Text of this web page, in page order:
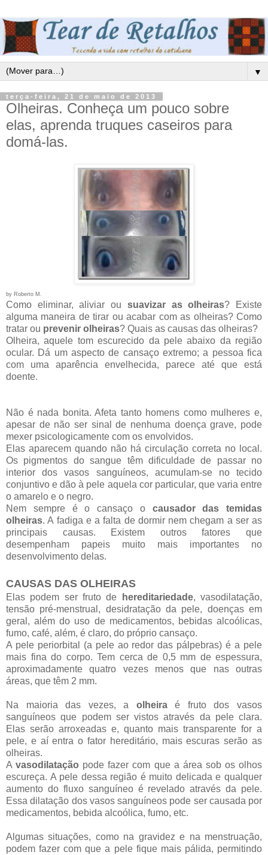
▼
terça-feira, 21 de maio de 2013
Olheiras. Conheça um pouco sobre
elas, aprenda truques caseiros para
domá-las.
by Roberto M.
Como eliminar, aliviar ou suavizar as olheiras? Existe
alguma maneira de tirar ou acabar com as olheiras? Como
tratar ou prevenir olheiras? Quais as causas das olheiras?
Olheira, aquele tom escurecido da pele abaixo da região
ocular. Dá um aspecto de cansaço extremo; a pessoa fica
com uma aparência envelhecida, parece até que está
doente.
Não é nada bonita. Afeta tanto homens como mulheres e,
apesar de não ser sinal de nenhuma doença grave, pode
mexer psicologicamente com os envolvidos.
Elas aparecem quando não há circulação correta no local.
Os pigmentos do sangue têm dificuldade de passar no
interior dos vasos sanguíneos, acumulam-se no tecido
conjuntivo e dão à pele aquela cor particular, que varia entre
o amarelo e o negro.
Nem sempre é o cansaço o causador das temidas
olheiras. A fadiga e a falta de dormir nem chegam a ser as
principais causas. Existem outros fatores que
desempenham papeis muito mais importantes no
desenvolvimento delas.
CAUSAS DAS OLHEIRAS
Elas podem ser fruto de hereditariedade, vasodilatação,
tensão pré-menstrual, desidratação da pele, doenças em
geral, além do uso de medicamentos, bebidas alcoólicas,
fumo, café, além, é claro, do próprio cansaço.
A pele periorbital (a pele ao redor das pálpebras) é a pele
mais fina do corpo. Tem cerca de 0,5 mm de espessura,
aproximadamente quatro vezes menos que nas outras
áreas, que têm 2 mm.
Na maioria das vezes, a olheiraé fruto dos vasos
sanguíneos que podem ser vistos através da pele clara.
Elas serão arroxeadas e, quanto mais transparente for a
pele, e aí entra o fator hereditário, mais escuras serão as
olheiras.
Avasodilatação pode fazer com que a área sob os olhos
escureça. A pele dessa região é muito delicada e qualquer
aumento do fluxo sanguíneo é revelado através da pele.
Essa dilatação dos vasos sanguíneos pode ser causada por
medicamentos, bebida alcoólica, fumo, etc.
Algumas situações, como na gravidez e na menstruação,
podem fazer com que a pele fique mais pálida, permitindo